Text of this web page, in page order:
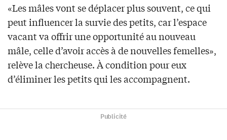
«Les mâles vont se déplacer plus souvent, ce qui
peut influencer la survie des petits, car l’espace
vacant va offrir une opportunité au nouveau
mâle, celle d’avoir accès à de nouvelles femelles»,
relève la chercheuse. À condition pour eux
d’éliminer les petits qui les accompagnent.
Publicité